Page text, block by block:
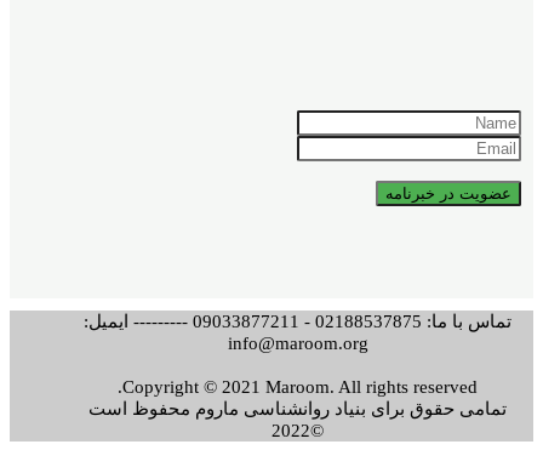
تماس با ما: 02188537875 - 09033877211 --------- ایمیل:
info@maroom.org
Copyright © 2021 Maroom. All rights reserved.
تمامی حقوق برای بنیاد روانشناسی ماروم محفوظ است
©2022